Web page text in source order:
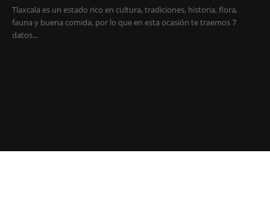
Tlaxcala es un estado rico en cultura, tradiciones, historia, flora,
fauna y buena comida, por lo que en esta ocasión te traemos 7
datos...